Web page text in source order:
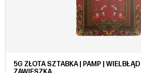
5G ZŁOTA SZTABKA | PAMP | WIELBŁĄD